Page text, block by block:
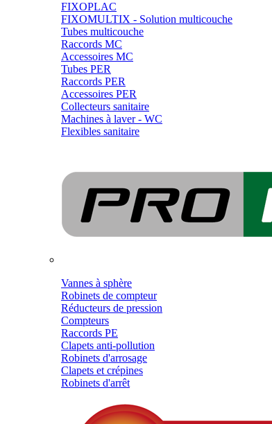
FIXOPLAC
FIXOMULTIX - Solution multicouche
Tubes multicouche
Raccords MC
Accessoires MC
Tubes PER
Raccords PER
Accessoires PER
Collecteurs sanitaire
Machines à laver - WC
Flexibles sanitaire
Vannes à sphère
Robinets de compteur
Réducteurs de pression
Compteurs
Raccords PE
Clapets anti-pollution
Robinets d'arrosage
Clapets et crépines
Robinets d'arrêt